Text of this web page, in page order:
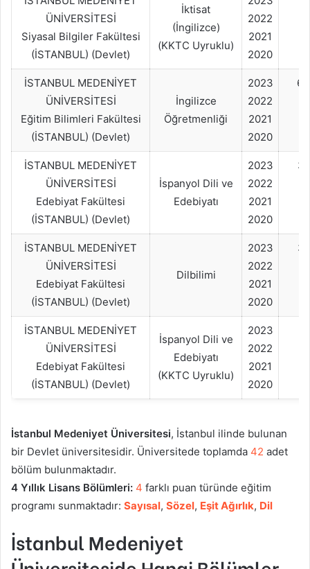
ÜNİVERSİTESİ
Siyasal Bilgiler Fakültesi
(İSTANBUL) (Devlet)
İktisat
(İngilizce)
(KKTC Uyruklu)
2022
2021
2020
İSTANBUL MEDENİYET
ÜNİVERSİTESİ
Eğitim Bilimleri Fakültesi
(İSTANBUL) (Devlet)
İngilizce
Öğretmenliği
2023
2022
2021
2020
İSTANBUL MEDENİYET
ÜNİVERSİTESİ
Edebiyat Fakültesi
(İSTANBUL) (Devlet)
İspanyol Dili ve
Edebiyatı
2023
2022
2021
2020
İSTANBUL MEDENİYET
ÜNİVERSİTESİ
Edebiyat Fakültesi
(İSTANBUL) (Devlet)
Dilbilimi
2023
2022
2021
2020
İSTANBUL MEDENİYET
ÜNİVERSİTESİ
Edebiyat Fakültesi
(İSTANBUL) (Devlet)
İspanyol Dili ve
Edebiyatı
(KKTC Uyruklu)
2023
2022
2021
2020
İstanbul Medeniyet Üniversitesi, İstanbul ilinde bulunan
bir Devlet üniversitesidir. Üniversitede toplamda 42 adet
bölüm bulunmaktadır.
4 Yıllık Lisans Bölümleri: 4 farklı puan türünde eğitim
programı sunmaktadır: Sayısal, Sözel, Eşit Ağırlık, Dil
İstanbul Medeniyet